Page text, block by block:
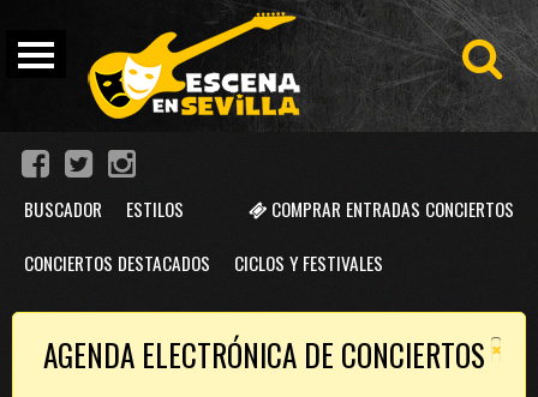
COMPRAR ENTRADAS CONCIERTOS
BUSCADOR ESTILOS
CONCIERTOS DESTACADOS CICLOS Y FESTIVALES
×
AGENDA ELECTRÓNICA DE CONCIERTOS